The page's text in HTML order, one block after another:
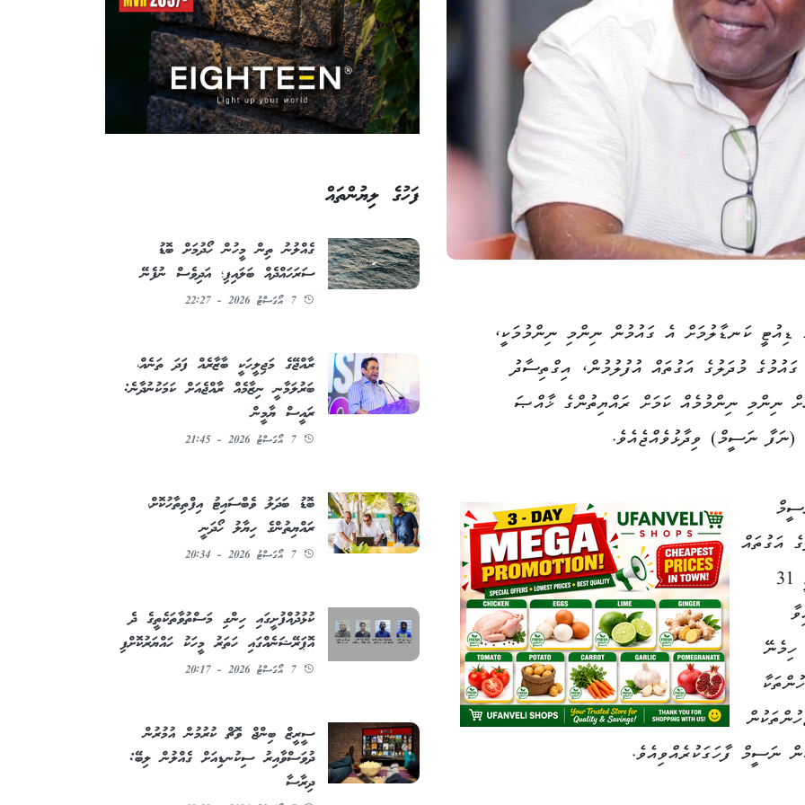
ޑިއުޓީ ކަނޑާލުމަށް އެ ގައުމުން ނިންމި ނިންމުމަކީ،
މުދަލުގެ އަގުތައް އުފުލުމުން، އިގްތިސާދު
ނިންމި ނިންމުމެއް ކަމަށް ރައްޔިތުންގެ ޚާއްޞަ
ނަސީމް) ވިދާޅުވެއްޖެއެވެ.
އަގުތައް
ތިރިކުރުމަށްޓަކައި ބައެއް ކާބޯތަކެތީގެ ޑިއުޓީ 31
ހިމެނޭ
ނަސީމް ފާހަގަކުރެއްވިއެވެ.
ފަހުގެ ލިޔުންތައް
ގެއްލުނު ތިން މީހުން ހޯދުމަށް ބޮޑު
ސަރަހައްދެއް ބަލައިފި؛ އަދިވެސް ނުފެނޭ
7 އޯގަސްޓު 2026 - 22:27
ރާއްޖޭގެ މަޖިލީހަކީ ބާޒާރެއް ފަދަ ތަނެއް،
ބަރުލަމާނީ ނިޒާމެއް ރާއްޖެއަށް ކަމަކުނުދާނެ:
ރައީސް ޔާމީން
7 އޯގަސްޓު 2026 - 21:45
ބޮޑު ބަދަލު ވެބްސައިޓު އިފްތިތާހުކޮށް،
ރައްޔިތުންގެ ހިޔާލު ހޯދަނީ
7 އޯގަސްޓު 2026 - 20:34
ކުޅުދުއްފުށީގައި ހިންގި މަސްތުވާތަކެތީގެ ދެ
އޮޕަރޭޝަނެއްގައި ހަތަރު މީހަކު ހައްޔަރުކޮށްފި
7 އޯގަސްޓު 2026 - 20:17
ސީރީޒް ބިންޖް ވޮޗް ކުރުމުން އުމުރުން
ދުވަސްވާއިރު ސިކުނޑިއަށް ގެއްލުން ލިބޭ:
ދިރާސާ